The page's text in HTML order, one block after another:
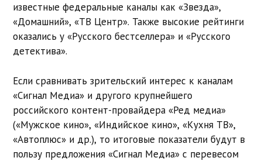
известные федеральные каналы как «Звезда»,
«Домашний», «ТВ Центр». Также высокие рейтинги
оказались у «Русского бестселлера» и «Русского
детектива».
Если сравнивать зрительский интерес к каналам
«Сигнал Медиа» и другого крупнейшего
российского контент-провайдера «Ред медиа»
(«Мужское кино», «Индийское кино», «Кухня ТВ»,
«Автоплюс» и др.), то итоговые показатели будут в
пользу предложения «Сигнал Медиа» с перевесом